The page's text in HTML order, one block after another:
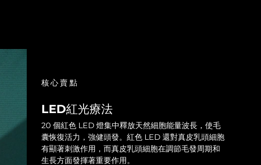
核心賣點
LED紅光療法
20 個紅色 LED 燈集中釋放天然細胞能量波長，使毛
囊恢復活力，強健頭發。紅色 LED 還對真皮乳頭細胞
有顯著刺激作用，而真皮乳頭細胞在調節毛發周期和
生長方面發揮著重要作用。